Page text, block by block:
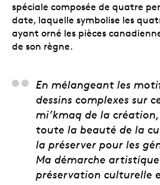
spéciale composée de quatre
date, laquelle symbolise les
ayant orné les pièces
de son règne.
Marcus
En mélangeant les
dessins complexes sur
mi’kmaq de la
toute la beauté de la
la préserver pour les
Ma démarche
préservation culturelle